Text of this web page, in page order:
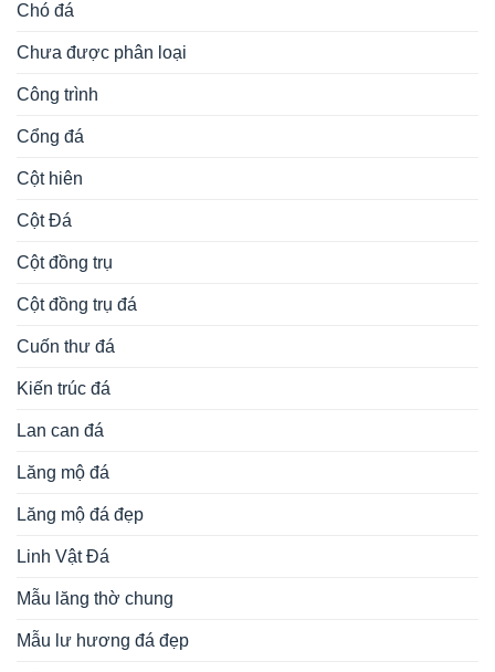
Chó đá
Chưa được phân loại
Công trình
Cổng đá
Cột hiên
Cột Đá
Cột đồng trụ
Cột đồng trụ đá
Cuốn thư đá
Kiến trúc đá
Lan can đá
Lăng mộ đá
Lăng mộ đá đẹp
Linh Vật Đá
Mẫu lăng thờ chung
Mẫu lư hương đá đẹp